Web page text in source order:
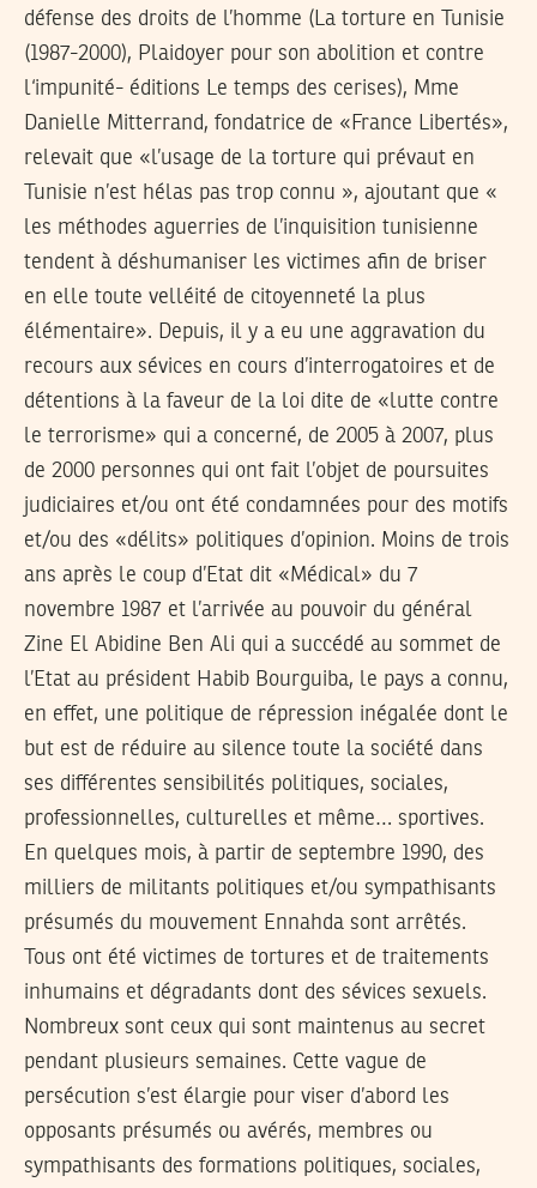
défense des droits de l’homme (La torture en Tunisie
(1987-2000), Plaidoyer pour son abolition et contre
l‘impunité- éditions Le temps des cerises), Mme
Danielle Mitterrand, fondatrice de «France Libertés»,
relevait que «l’usage de la torture qui prévaut en
Tunisie n’est hélas pas trop connu », ajoutant que «
les méthodes aguerries de l’inquisition tunisienne
tendent à déshumaniser les victimes afin de briser
en elle toute velléité de citoyenneté la plus
élémentaire». Depuis, il y a eu une aggravation du
recours aux sévices en cours d’interrogatoires et de
détentions à la faveur de la loi dite de «lutte contre
le terrorisme» qui a concerné, de 2005 à 2007, plus
de 2000 personnes qui ont fait l’objet de poursuites
judiciaires et/ou ont été condamnées pour des motifs
et/ou des «délits» politiques d’opinion. Moins de trois
ans après le coup d’Etat dit «Médical» du 7
novembre 1987 et l’arrivée au pouvoir du général
Zine El Abidine Ben Ali qui a succédé au sommet de
l’Etat au président Habib Bourguiba, le pays a connu,
en effet, une politique de répression inégalée dont le
but est de réduire au silence toute la société dans
ses différentes sensibilités politiques, sociales,
professionnelles, culturelles et même… sportives.
En quelques mois, à partir de septembre 1990, des
milliers de militants politiques et/ou sympathisants
présumés du mouvement Ennahda sont arrêtés.
Tous ont été victimes de tortures et de traitements
inhumains et dégradants dont des sévices sexuels.
Nombreux sont ceux qui sont maintenus au secret
pendant plusieurs semaines. Cette vague de
persécution s’est élargie pour viser d’abord les
opposants présumés ou avérés, membres ou
sympathisants des formations politiques, sociales,